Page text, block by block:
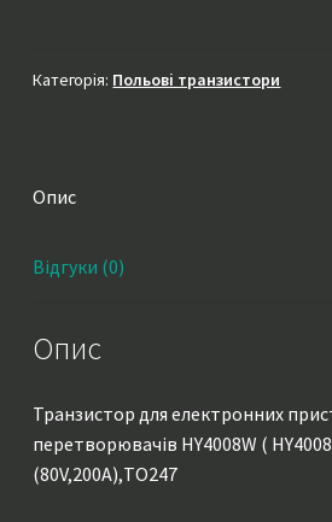
)Категорія: Польові транзистори
Опис
Відгуки (0)
Опис
Транзистор для електронних
перетворювачів HY4008W (
(80V,200A),TO247